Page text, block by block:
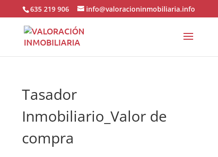
635 219 906 info@valoracioninmobiliaria.info
Tasador
Inmobiliario_Valor de
compra